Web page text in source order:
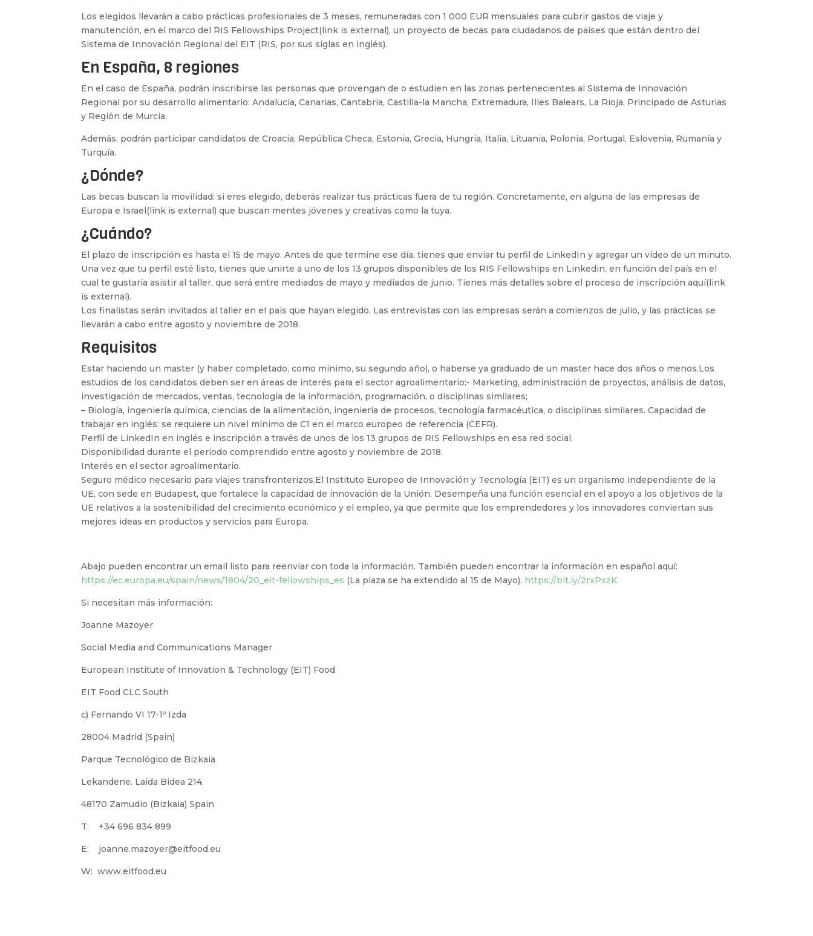
Los elegidos llevarán a cabo prácticas profesionales de 3 meses, remuneradas con 1 000 EUR mensuales para cubrir gastos de viaje y
manutención, en el marco del RIS Fellowships Project(link is external), un proyecto de becas para ciudadanos de países que están dentro del
Sistema de Innovación Regional del EIT (RIS, por sus siglas en inglés).
En España, 8 regiones
En el caso de España, podrán inscribirse las personas que provengan de o estudien en las zonas pertenecientes al Sistema de Innovación
Regional por su desarrollo alimentario: Andalucía, Canarias, Cantabria, Castilla-la Mancha, Extremadura, Illes Balears, La Rioja, Principado de Asturias
y Región de Murcia.
Además, podrán participar candidatos de Croacia, República Checa, Estonia, Grecia, Hungría, Italia, Lituania, Polonia, Portugal, Eslovenia, Rumanía y
Turquía.
¿Dónde?
Las becas buscan la movilidad: si eres elegido, deberás realizar tus prácticas fuera de tu región. Concretamente, en alguna de las empresas de
Europa e Israel(link is external) que buscan mentes jóvenes y creativas como la tuya.
¿Cuándo?
El plazo de inscripción es hasta el 15 de mayo. Antes de que termine ese día, tienes que enviar tu perfil de LinkedIn y agregar un vídeo de un minuto.
Una vez que tu perfil esté listo, tienes que unirte a uno de los 13 grupos disponibles de los RIS Fellowships en Linkedin, en función del país en el
cual te gustaría asistir al taller, que será entre mediados de mayo y mediados de junio. Tienes más detalles sobre el proceso de inscripción aquí(link
is external).
Los finalistas serán invitados al taller en el país que hayan elegido. Las entrevistas con las empresas serán a comienzos de julio, y las prácticas se
llevarán a cabo entre agosto y noviembre de 2018.
Requisitos
Estar haciendo un master (y haber completado, como mínimo, su segundo año), o haberse ya graduado de un master hace dos años o menos.Los
estudios de los candidatos deben ser en áreas de interés para el sector agroalimentario:- Marketing, administración de proyectos, análisis de datos,
investigación de mercados, ventas, tecnología de la información, programación, o disciplinas similares;
– Biología, ingeniería química, ciencias de la alimentación, ingeniería de procesos, tecnología farmacéutica, o disciplinas similares. Capacidad de
trabajar en inglés: se requiere un nivel mínimo de C1 en el marco europeo de referencia (CEFR).
Perfil de LinkedIn en inglés e inscripción a través de unos de los 13 grupos de RIS Fellowships en esa red social.
Disponibilidad durante el periodo comprendido entre agosto y noviembre de 2018.
Interés en el sector agroalimentario.
Seguro médico necesario para viajes transfronterizos.El Instituto Europeo de Innovación y Tecnología (EIT) es un organismo independiente de la
UE, con sede en Budapest, que fortalece la capacidad de innovación de la Unión. Desempeña una función esencial en el apoyo a los objetivos de la
UE relativos a la sostenibilidad del crecimiento económico y el empleo, ya que permite que los emprendedores y los innovadores conviertan sus
mejores ideas en productos y servicios para Europa.
Abajo pueden encontrar un email listo para reenviar con toda la información. También pueden encontrar la información en español aquí:
https://ec.europa.eu/spain/news/1804/20_eit-fellowships_es (La plaza se ha extendido al 15 de Mayo). https://bit.ly/2rxPxzK
Si necesitan más información:
Joanne Mazoyer
Social Media and Communications Manager
European Institute of Innovation & Technology (EIT) Food
EIT Food CLC South
c) Fernando VI 17-1º Izda
28004 Madrid (Spain)
Parque Tecnológico de Bizkaia
Lekandene. Laida Bidea 214.
48170 Zamudio (Bizkaia) Spain
T: +34 696 834 899
E: joanne.mazoyer@eitfood.eu
W: www.eitfood.eu